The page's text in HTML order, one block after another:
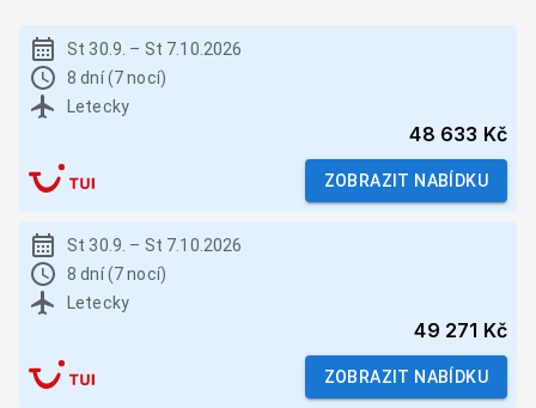
St 30.9. – St 7.10.2026
8 dní (7 nocí)
Letecky
48 633 Kč
ZOBRAZIT NABÍDKU
St 30.9. – St 7.10.2026
8 dní (7 nocí)
Letecky
49 271 Kč
ZOBRAZIT NABÍDKU